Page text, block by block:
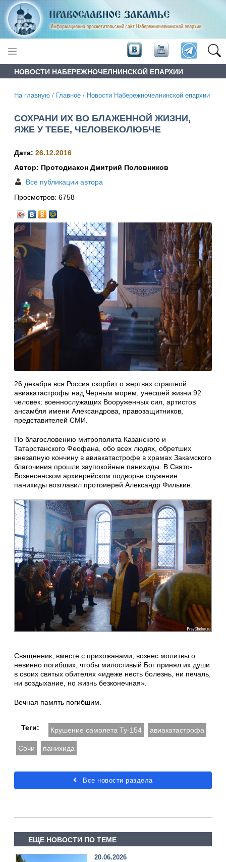
НОВОСТИ НАБЕРЕЖНОЧЕЛНИНСКОЙ ЕПАРХИИ
На главную / Главное / Новости Набережночелнинской епархии
СОХРАНИ ИХ ВО БЛАЖЕННОЙ ЖИЗНИ,
ЯЖЕ У ТЕБЕ, ЧЕЛОВЕКОЛЮБЧЕ
Дата: 26.12.2016
Автор: Протодиакон Дмитрий Половников
Все публикации автора
Просмотров: 6758
26 декабря вся Россия скорбит о жертвах страшной
авиакатастрофы над Черным морем, унесшей жизни 92
человек: военнослужащих Вооруженных сил, артистов
ансамбля имени Александрова, правозащитников,
представителей СМИ.
По благословению митрополита Казанского и
Татарстанского Феофана, обо всех людях, обретших
внезапную кончину в авиакатастрофе в храмах Закамского
благочиния прошли заупокойные панихиды. В Свято-
Вознесенском архиерейском подворье служение
панихиды возглавил протоиерей Александр Филькин.
Священник, вместе с прихожанами, вознес молитвы о
невинно погибших, чтобы милостивый Бог принял их души
в своих святых обителях «идеже несть болезнь, ни печаль,
ни воздыхание, но жизнь безконечная».
Вечная память погибшим.
Теги: Крушение самолета Ту-154 авиакатастрофа
Сочи панихида
Все новости раздела
ЕЩЕ НОВОСТИ ПО ТЕМЕ
20.06.2026